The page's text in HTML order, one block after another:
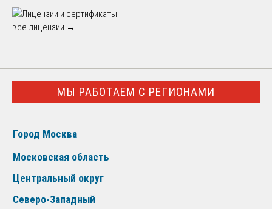
все лицензии →
МЫ РАБОТАЕМ С РЕГИОНАМИ
Город Москва
Московская область
Центральный округ
Северо-Западный